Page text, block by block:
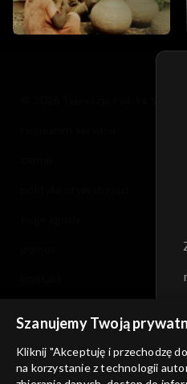
informacje o dostawcy usług
Szanujemy Twoją
Kliknij "Akceptuję i przechodzę
na korzystanie z technologii